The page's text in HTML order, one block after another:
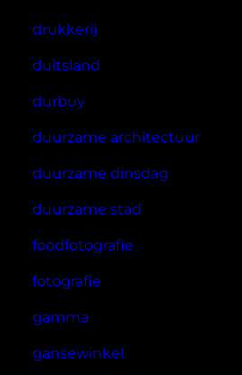
drukkerij
duitsland
durbuy
duurzame architectuur
duurzame dinsdag
duurzame stad
foodfotografie
fotografie
gamma
gansewinkel